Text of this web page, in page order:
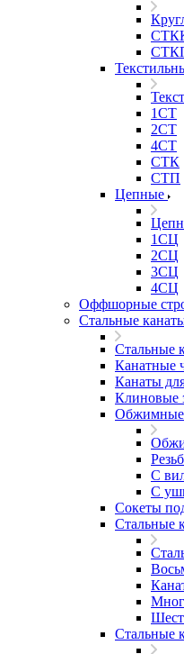
1СТ
2СТ
4СТ
СТК
СТП
Цепные
1СЦ
2СЦ
3СЦ
4СЦ
Оффшорные
Стальные
Стальные
Канатные
Канаты
Клиновые
Обжимные
С
С
Сокеты
Стальные
Стальные